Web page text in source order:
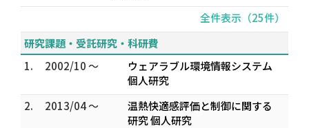
全件表示（25件）
研究課題・受託研究・科研費
1.
2002/10 ～
ウェアラブル環境情報システム
個人研究
2.
2013/04 ～
温熱快適感評価と制御に関する
研究 個人研究